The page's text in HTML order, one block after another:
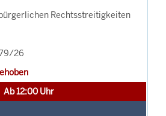
Rechtsstreitigkeiten
26
Ab 12:00 Uhr